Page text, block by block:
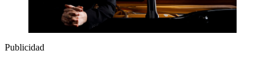
Publicidad